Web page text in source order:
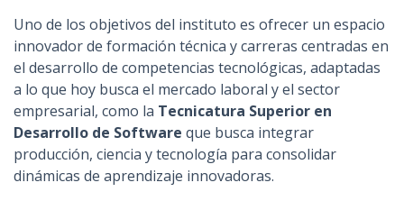
Uno de los objetivos del instituto es ofrecer un espacio
innovador de formación técnica y carreras centradas en
el desarrollo de competencias tecnológicas, adaptadas
a lo que hoy busca el mercado laboral y el sector
empresarial, como la Tecnicatura Superior en
Desarrollo de Software que busca integrar
producción, ciencia y tecnología para consolidar
dinámicas de aprendizaje innovadoras.